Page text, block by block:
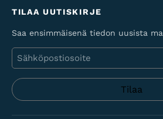
TILAA UUTISKIRJE
Saa ensimmäisenä tiedon uusista
Sähköposti